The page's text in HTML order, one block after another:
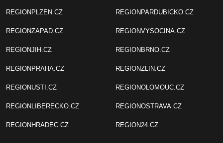
REGIONPLZEN.CZ
REGIONZAPAD.CZ
REGIONJIH.CZ
REGIONPRAHA.CZ
REGIONUSTI.CZ
REGIONLIBERECKO.CZ
REGIONHRADEC.CZ
REGIONPARDUBICKO.CZ
REGIONVYSOCINA.CZ
REGIONBRNO.CZ
REGIONZLIN.CZ
REGIONOLOMOUC.CZ
REGIONOSTRAVA.CZ
REGION24.CZ